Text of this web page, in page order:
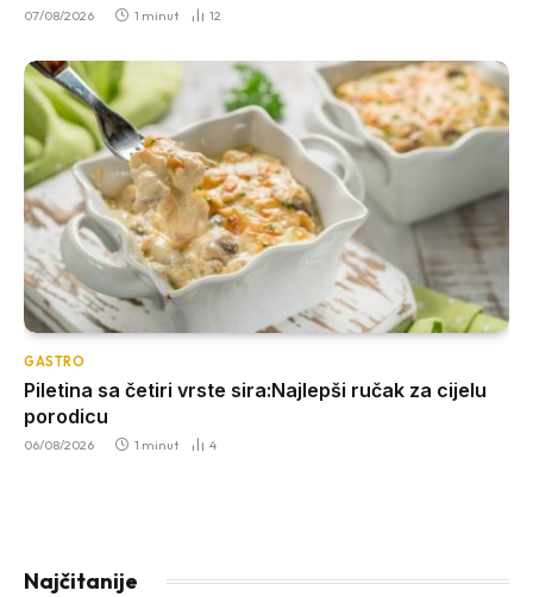
07/08/2026 1 minut 12
GASTRO
Piletina sa četiri vrste sira:Najlepši ručak za cijelu
porodicu
06/08/2026 1 minut 4
Najčitanije